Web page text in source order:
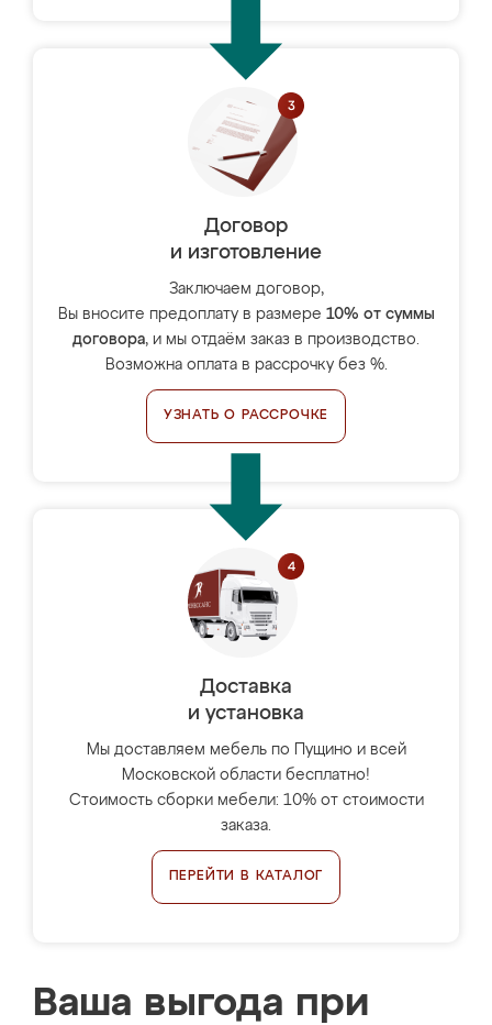
Договор
и изготовление
Заключаем договор,
Вы вносите предоплату в размере 10% от суммы
договора, и мы отдаём заказ в производство.
Возможна оплата в рассрочку без %.
УЗНАТЬ О РАССРОЧКЕ
Доставка
и установка
Мы доставляем мебель по Пущино и всей
Московской области бесплатно!
Стоимость сборки мебели: 10% от стоимости
заказа.
ПЕРЕЙТИ В КАТАЛОГ
Ваша выгода при